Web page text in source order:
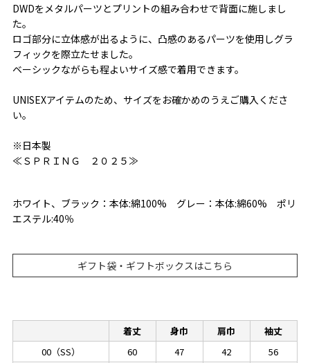
DWDをメタルパーツとプリントの組み合わせで背面に施しまし
た。
ロゴ部分に立体感が出るように、凸感のあるパーツを使用しグラ
フィックを際立たせました。
ベーシックながらも程よいサイズ感で着用できます。
UNISEXアイテムのため、サイズをお確かめのうえご購入くださ
い。
※日本製
≪ＳＰＲＩＮＧ ２０２５≫
ホワイト、ブラック：本体:綿100% グレー：本体:綿60% ポリ
エステル:40％
ギフト袋・ギフトボックスはこちら
着丈 身巾 肩巾
袖丈
00（SS）
60 47 42
56